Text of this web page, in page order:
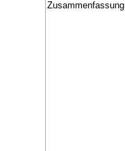
Zusammenfassung